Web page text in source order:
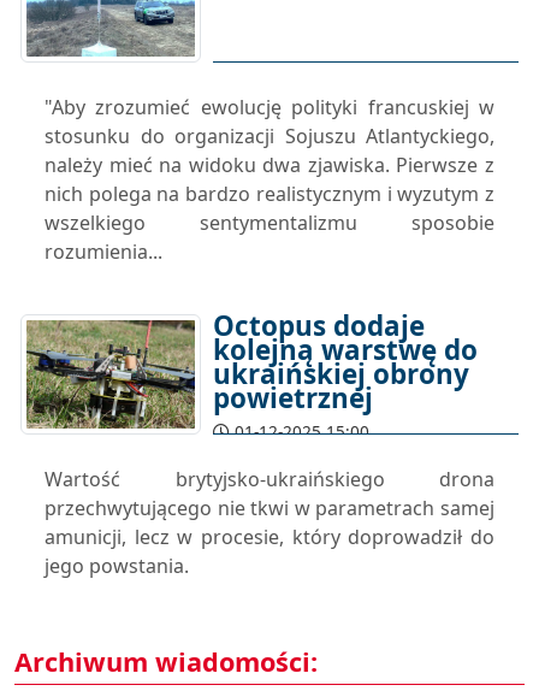
"Aby zrozumieć ewolucję polityki francuskiej w
stosunku do organizacji Sojuszu Atlantyckiego,
należy mieć na widoku dwa zjawiska. Pierwsze z
nich polega na bardzo realistycznym i wyzutym z
wszelkiego sentymentalizmu sposobie
rozumienia...
Octopus dodaje
kolejną warstwę do
ukraińskiej obrony
powietrznej
01-12-2025 15:00
Wartość brytyjsko-ukraińskiego drona
przechwytującego nie tkwi w parametrach samej
amunicji, lecz w procesie, który doprowadził do
jego powstania.
Archiwum wiadomości: